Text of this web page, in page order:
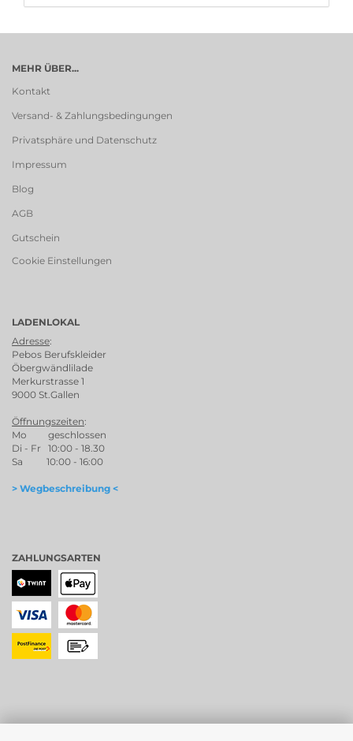
MEHR ÜBER...
Kontakt
Versand- & Zahlungsbedingungen
Privatsphäre und Datenschutz
Impressum
Blog
AGB
Gutschein
Cookie Einstellungen
LADENLOKAL
Adresse:
Pebos Berufskleider
Öbergwändlilade
Merkurstrasse 1
9000 St.Gallen
Öffnungszeiten:
Mo geschlossen
Di - Fr 10:00 - 18.30
Sa 10:00 - 16:00
> Wegbeschreibung <
ZAHLUNGSARTEN